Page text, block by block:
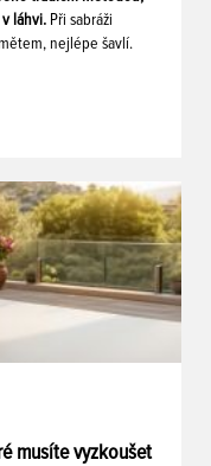
láhvi. Při sabráži
nejlépe šavlí.
musíte vyzkoušet